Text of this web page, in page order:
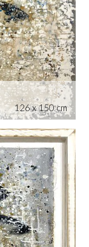
126 x 150 cm